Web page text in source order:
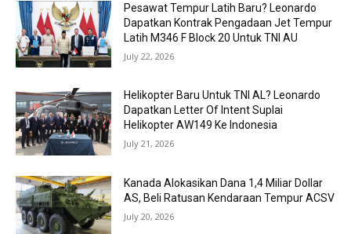
Pesawat Tempur Latih Baru? Leonardo
Dapatkan Kontrak Pengadaan Jet Tempur
Latih M346 F Block 20 Untuk TNI AU
July 22, 2026
Helikopter Baru Untuk TNI AL? Leonardo
Dapatkan Letter Of Intent Suplai
Helikopter AW149 Ke Indonesia
July 21, 2026
Kanada Alokasikan Dana 1,4 Miliar Dollar
AS, Beli Ratusan Kendaraan Tempur ACSV
July 20, 2026